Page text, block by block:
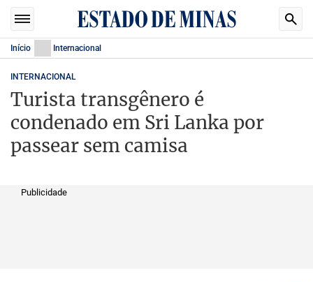
Início Internacional
INTERNACIONAL
Turista transgênero é
condenado em Sri Lanka por
passear sem camisa
Publicidade